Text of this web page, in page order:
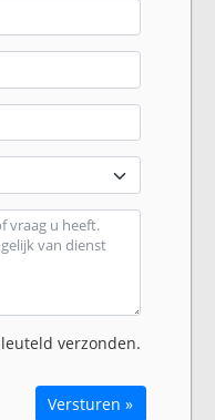
verzonden.
Versturen »